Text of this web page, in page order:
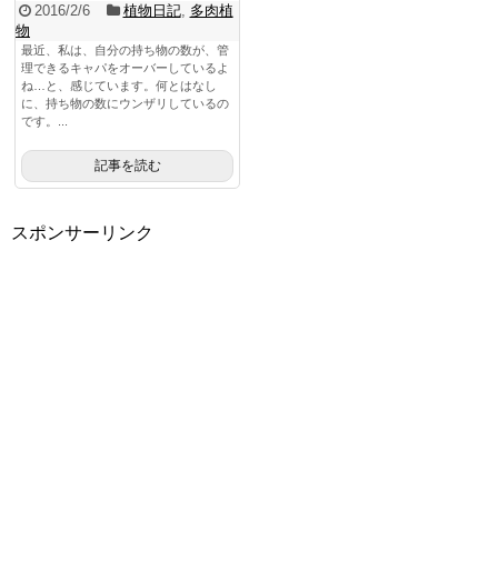
2016/2/6 植物日記, 多肉植
物
最近、私は、自分の持ち物の数が、管
理できるキャパをオーバーしているよ
ね…と、感じています。何とはなし
に、持ち物の数にウンザリしているの
です。...
記事を読む
スポンサーリンク